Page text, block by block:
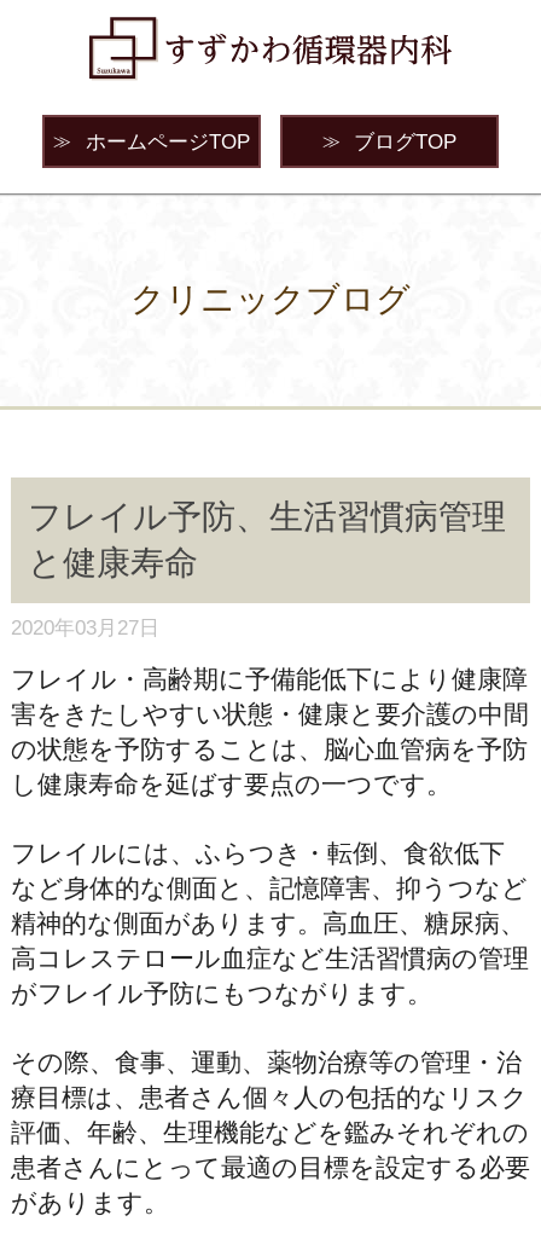
≫ ホームページTOP ≫ ブログTOP
クリニックブログ
フレイル予防、生活習慣病管理
と健康寿命
2020年03月27日
フレイル・高齢期に予備能低下により健康障
害をきたしやすい状態・健康と要介護の中間
の状態を予防することは、脳心血管病を予防
し健康寿命を延ばす要点の一つです。
フレイルには、ふらつき・転倒、食欲低下
など身体的な側面と、記憶障害、抑うつなど
精神的な側面があります。高血圧、糖尿病、
高コレステロール血症など生活習慣病の管理
がフレイル予防にもつながります。
その際、食事、運動、薬物治療等の管理・治
療目標は、患者さん個々人の包括的なリスク
評価、年齢、生理機能などを鑑みそれぞれの
患者さんにとって最適の目標を設定する必要
があります。